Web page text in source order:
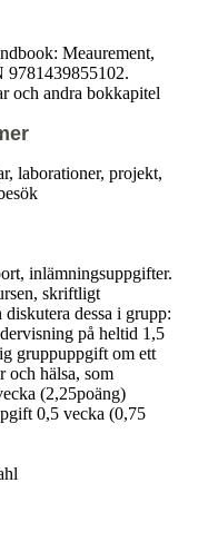
Meaurement,
9781439855102.
och andra bokkapitel
laborationer, projekt,
inlämningsuppgifter.
skriftligt
dessa i grupp:
på heltid 1,5
gruppuppgift om ett
och hälsa, som
(2,25poäng)
0,5 vecka (0,75